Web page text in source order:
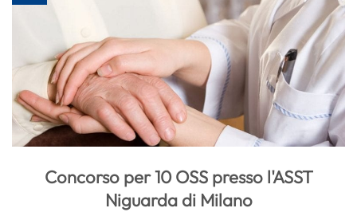
Concorso per 10 OSS presso l'ASST
Niguarda di Milano